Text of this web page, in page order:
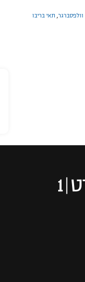
וולפסברגר תאי בריבו